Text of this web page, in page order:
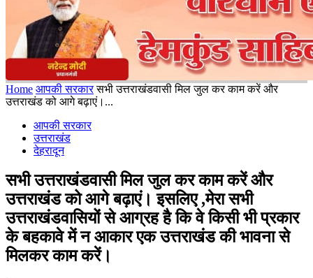
Home आपकी सरकार सभी उत्तराखंडवासी मिल जुल कर काम करें और
उत्तराखंड को आगे बढ़ाएं।...
आपकी सरकार
उत्तराखंड
देहरादून
सभी उत्तराखंडवासी मिल जुल कर काम करें और
उत्तराखंड को आगे बढ़ाएं। इसलिए ,मेरा सभी
उत्तराखंडवासियों से आग्रह है कि वे किसी भी प्रकार
के बहकावे में न आकार एक उत्तराखंड की भावना से
मिलकर काम करें।